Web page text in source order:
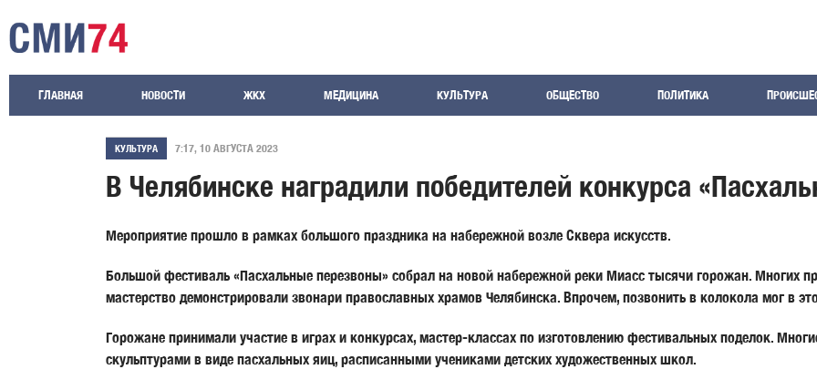
ГЛАВНАЯ НОВОСТИ ЖКХ МЕДИЦИНА КУЛЬТУРА ОБЩЕСТВО ПОЛИТИКА
КУЛЬТУРА 7:17, 10 АВГУСТА 2023
В Челябинске наградили победителей конкурса
Мероприятие прошло в рамках большого праздника на набережной возле Сквера искусств.
Большой фестиваль «Пасхальные перезвоны» собрал на новой набережной реки Миасс тысячи горожан. Многих
мастерство демонстрировали звонари православных храмов Челябинска. Впрочем, позвонить в колокола мог в
Горожане принимали участие в играх и конкурсах, мастер-классах по изготовлению фестивальных поделок.
скульптурами в виде пасхальных яиц, расписанными учениками детских художественных школ.